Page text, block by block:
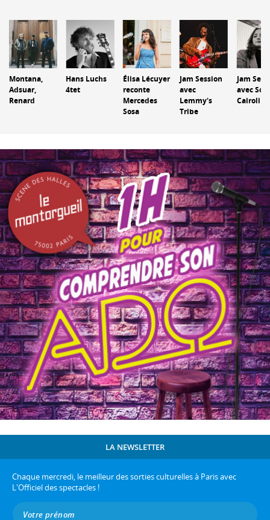
Montana,
Adsuar,
Renard
Hans Luchs
4tet
Élisa Lécuyer
reconte
Mercedes
Sosa
Jam Session
avec
Lemmy's
Tribe
Jam
avec
Cairoli
LA NEWSLETTER
Chaque mercredi, le meilleur des sorties culturelles à Paris avec
L'Officiel des spectacles !